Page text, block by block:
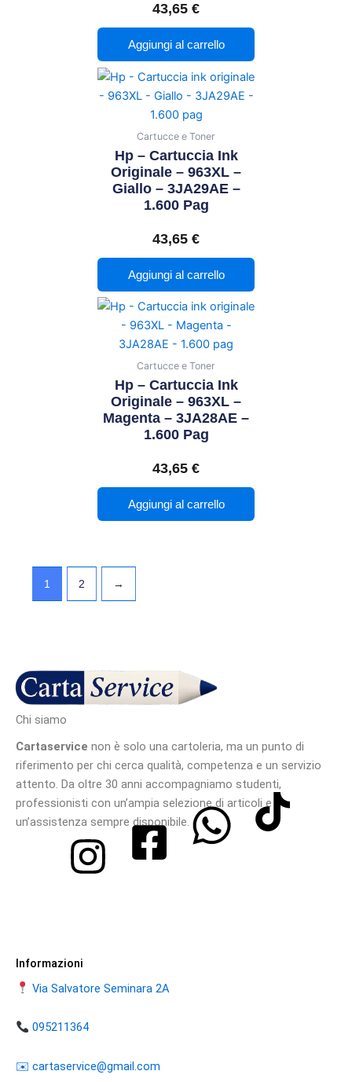
43,65 €
Aggiungi al carrello
Cartucce e Toner
Hp – Cartuccia Ink
Originale – 963XL –
Giallo – 3JA29AE –
1.600 Pag
43,65 €
Aggiungi al carrello
Cartucce e Toner
Hp – Cartuccia Ink
Originale – 963XL –
Magenta – 3JA28AE –
1.600 Pag
43,65 €
Aggiungi al carrello
1 2 →
Chi siamo
Cartaservice non è solo una cartoleria, ma un punto di
riferimento per chi cerca qualità, competenza e un servizio
attento. Da oltre 30 anni accompagniamo studenti,
professionisti con un’ampia selezione di articoli e
un’assistenza sempre disponibile.
Informazioni
Via Salvatore Seminara 2A
095211364
​​✉️ ​cartaservice@gmail.com